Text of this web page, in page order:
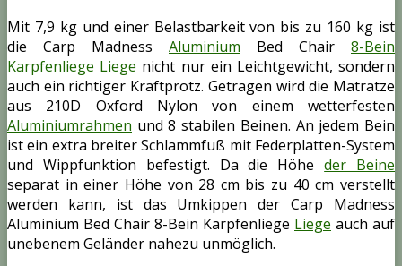
Mit 7,9 kg und einer Belastbarkeit von bis zu 160 kg ist
die Carp Madness Aluminium Bed Chair 8-Bein
Karpfenliege Liege nicht nur ein Leichtgewicht, sondern
auch ein richtiger Kraftprotz. Getragen wird die Matratze
aus 210D Oxford Nylon von einem wetterfesten
Aluminiumrahmen und 8 stabilen Beinen. An jedem Bein
ist ein extra breiter Schlammfuß mit Federplatten-System
und Wippfunktion befestigt. Da die Höheder Beine
separat in einer Höhe von 28 cm bis zu 40 cm verstellt
werden kann, ist das Umkippen der Carp Madness
Aluminium Bed Chair 8-Bein Karpfenliege Liege auch auf
unebenem Geländer nahezu unmöglich.